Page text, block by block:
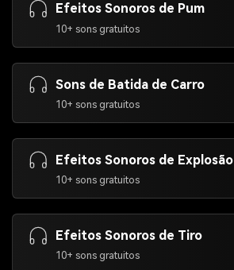
Efeitos Sonoros de Pum
10+ sons gratuitos
Sons de Batida de Carro
10+ sons gratuitos
Efeitos Sonoros de Explosão
10+ sons gratuitos
Efeitos Sonoros de Tiro
10+ sons gratuitos